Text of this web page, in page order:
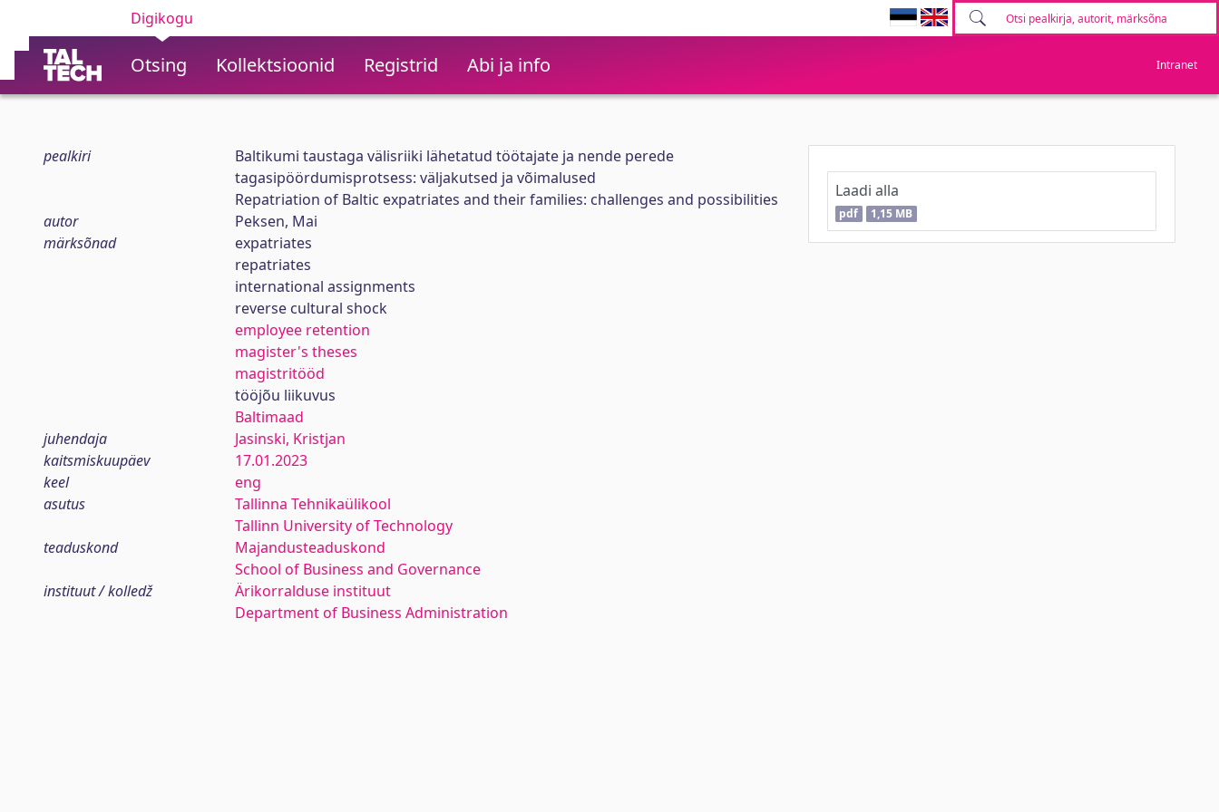
Digikogu
Otsing Kollektsioonid Registrid Abi ja info Intranet
pealkiri
Baltikumi taustaga välisriiki lähetatud töötajate ja nende perede
tagasipöördumisprotsess: väljakutsed ja võimalused
Repatriation of Baltic expatriates and their families: challenges and possibilities
autor
Peksen, Mai
märksõnad
expatriates
repatriates
international assignments
reverse cultural shock
employee retention
magister's theses
magistritööd
tööjõu liikuvus
Baltimaad
juhendaja
Jasinski, Kristjan
kaitsmiskuupäev
17.01.2023
keel
eng
asutus
Tallinna Tehnikaülikool
Tallinn University of Technology
teaduskond
Majandusteaduskond
School of Business and Governance
instituut / kolledž
Ärikorralduse instituut
Department of Business Administration
Laadi alla
pdf 1,15 MB